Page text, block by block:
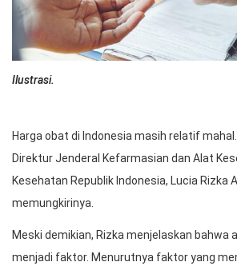
Ilustrasi.
Harga obat di Indonesia masih relatif
Direktur Jenderal Kefarmasian dan Alat
Kesehatan Republik Indonesia, Lucia Rizka
memungkirinya.
Meski demikian, Rizka menjelaskan bahwa
menjadi faktor. Menurutnya faktor yang